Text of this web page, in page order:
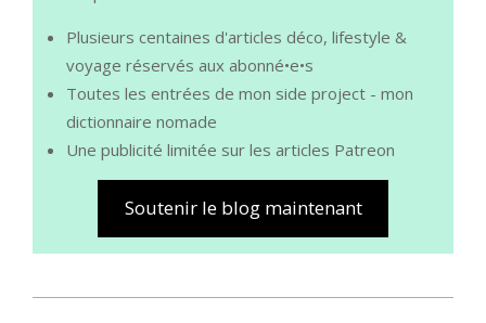
Plusieurs centaines d'articles déco, lifestyle &
voyage réservés aux abonné•e•s
Toutes les entrées de mon side project - mon
dictionnaire nomade
Une publicité limitée sur les articles Patreon
Soutenir le blog maintenant